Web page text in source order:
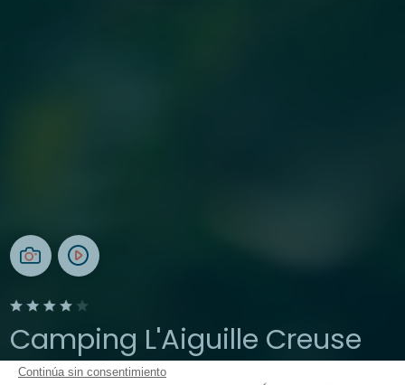
Continúa sin consentimiento
Camping L'Aiguille Creuse
Normandía, Etretat